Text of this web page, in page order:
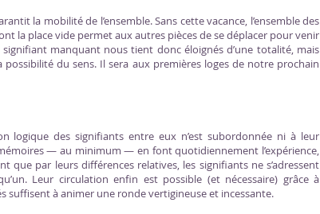
la mobilité de l’ensemble. Sans cette vacance, l’ensemble des
la place vide permet aux autres pièces de se déplacer pour venir
manquant nous tient donc éloignés d’une totalité, mais
du sens. Il sera aux premières loges de notre prochain
logique des signifiants entre eux n’est subordonnée ni à leur
— au minimum — en font quotidiennement l’expérience,
que par leurs différences relatives, les signifiants ne s’adressent
Leur circulation enfin est possible (et nécessaire) grâce à
suffisent à animer une ronde vertigineuse et incessante.